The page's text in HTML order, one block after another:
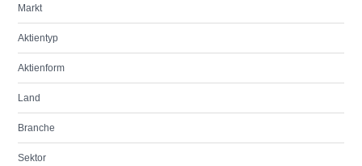
Markt
Aktientyp
Aktienform
Land
Branche
Sektor